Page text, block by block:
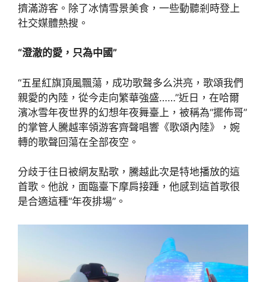
擠滿游客。除了冰情雪景美食，一些動聽剎時登上
社交媒體熱搜。
“澄澈的愛，只為中國”
“五星紅旗頂風飄蕩，成功歌聲多么洪亮，歌頌我們
親愛的內陸，從今走向繁華強盛……”近日，在哈爾
濱冰雪年夜世界的幻想年夜舞臺上，被稱為“擺佈哥”
的掌管人騰越率領游客齊聲唱響《歌頌內陸》，婉
轉的歌聲回蕩在全部夜空。
分歧于往日被網友點歌，騰越此次是特地播放的這
首歌。他說，面臨臺下摩肩接踵，他感到這首歌很
是合適這種“年夜排場”。